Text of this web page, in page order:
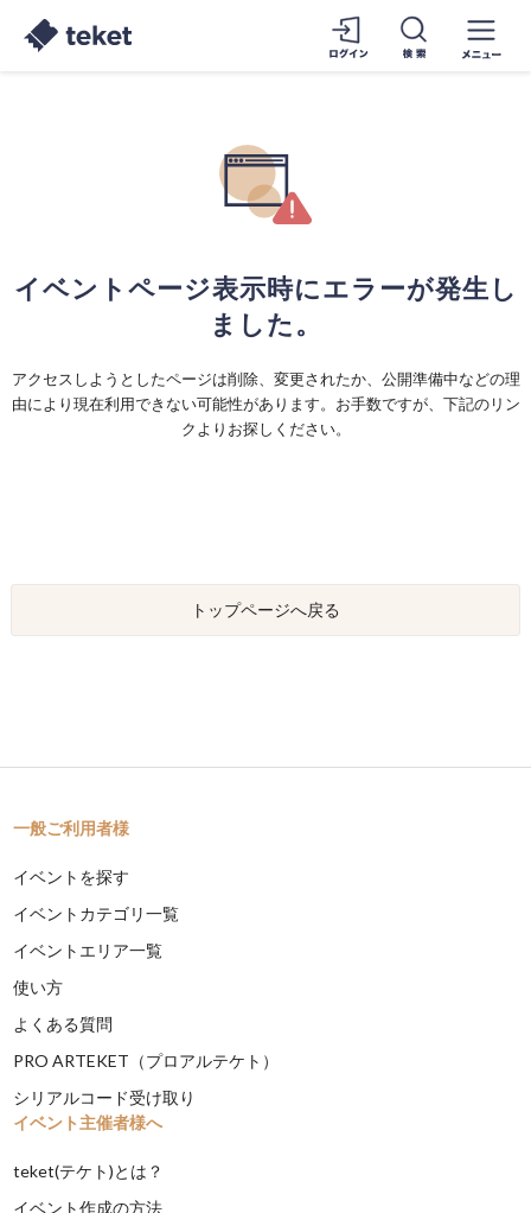
イベントページ表示時にエラーが発生し
ました。
アクセスしようとしたページは削除、変更されたか、公開準備中などの理
由により現在利用できない可能性があります。お手数ですが、下記のリン
クよりお探しください。
トップページへ戻る
一般ご利用者様
イベントを探す
イベントカテゴリ一覧
イベントエリア一覧
使い方
よくある質問
PRO ARTEKET（プロアルテケト）
シリアルコード受け取り
イベント主催者様へ
teket(テケト)とは？
イベント作成の方法